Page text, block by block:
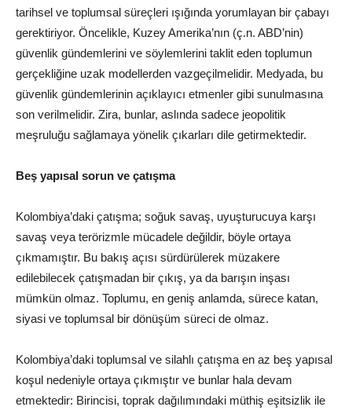
tarihsel ve toplumsal süreçleri ışığında yorumlayan bir çabayı
gerektiriyor. Öncelikle, Kuzey Amerika’nın (ç.n. ABD’nin)
güvenlik gündemlerini ve söylemlerini taklit eden toplumun
gerçekliğine uzak modellerden vazgeçilmelidir. Medyada, bu
güvenlik gündemlerinin açıklayıcı etmenler gibi sunulmasına
son verilmelidir. Zira, bunlar, aslında sadece jeopolitik
meşruluğu sağlamaya yönelik çıkarları dile getirmektedir.
Beş yapısal sorun ve çatışma
Kolombiya’daki çatışma; soğuk savaş, uyuşturucuya karşı
savaş veya terörizmle mücadele değildir, böyle ortaya
çıkmamıştır. Bu bakış açısı sürdürülerek müzakere
edilebilecek çatışmadan bir çıkış, ya da barışın inşası
mümkün olmaz. Toplumu, en geniş anlamda, sürece katan,
siyasi ve toplumsal bir dönüşüm süreci de olmaz.
Kolombiya’daki toplumsal ve silahlı çatışma en az beş yapısal
koşul nedeniyle ortaya çıkmıştır ve bunlar hala devam
etmektedir: Birincisi, toprak dağılımındaki müthiş eşitsizlik ile